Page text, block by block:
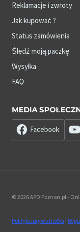
Reklamacje i zwroty
Jak kupować ?
Status zamówienia
Śledź moją paczkę
Wysyłka
FAQ
MEDIA
Facebook
© 2026 APD Poznan.pl -
Polityka prywatności |